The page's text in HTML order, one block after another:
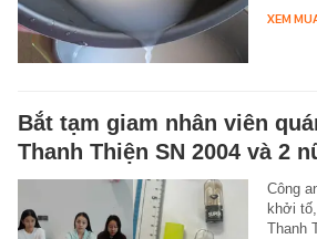
XEM
Bắt tạm giam nhân viên
Thanh Thiện SN 2004 và 2
Công
khởi
Thanh